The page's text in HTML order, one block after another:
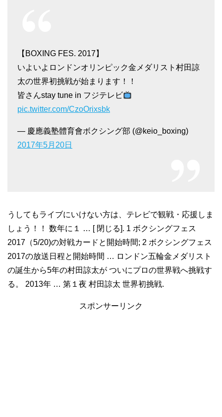
【BOXING FES. 2017】
いよいよロンドンオリンピック金メダリスト村田諒
太の世界初挑戦が始まります！！
皆さんstay tune in フジテレビ
pic.twitter.com/CzoOrixsbk
— 慶應義塾體育會ボクシング部 (@keio_boxing)
2017年5月20日
うしてもライブにいけない方は、テレビで観戦・応援しま
しょう！！ 数年に１ … [ 閉じる]. 1 ボクシングフェス
2017（5/20)の対戦カードと開始時間; 2 ボクシングフェス
2017の放送日程と開始時間 … ロンドン五輪金メダリスト
の誕生から5年の村田諒太が ついにプロの世界戦へ挑戦す
る。 2013年 … 第１夜 村田諒太 世界初挑戦.
スポンサーリンク